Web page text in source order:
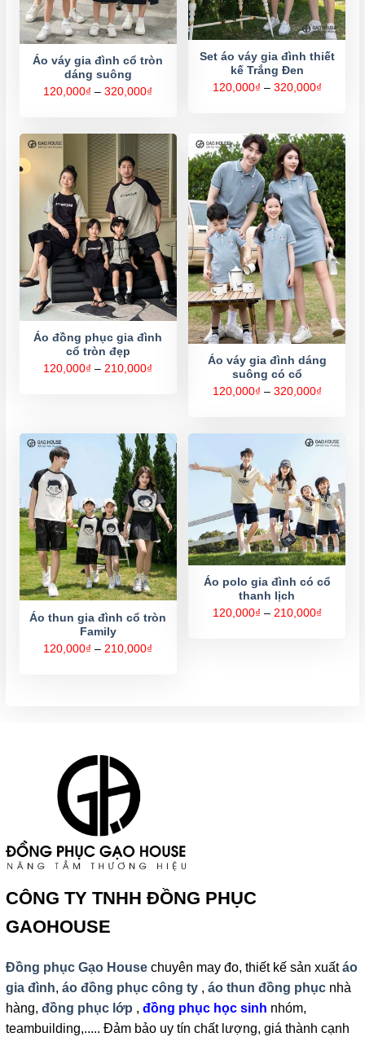
Áo váy gia đình cổ tròn
dáng suông
120,000₫ – 320,000₫
đến
320,000₫
Set áo váy gia đình thiết
kế Trắng Đen
120,000₫ – 320,000₫Khoảng
Áo đồng phục gia đình
cổ tròn đẹp
120,000₫ – 210,000₫
Áo váy gia đình dáng
suông có cổ
120,000₫ – 320,000₫Khoảng
Áo thun gia đình cổ tròn
Family
120,000₫ – 210,000₫
Áo polo gia đình có cổ
thanh lịch
120,000₫ – 210,000₫Khoảng
CÔNG TY TNHH ĐỒNG PHỤC
GAOHOUSE
Đồng phục Gạo Housechuyên may đo, thiết kế sản xuấtáo
gia đình, áo đồng phục công ty, áo thun đồng phụcnhà
hàng, đồng phục lớp , đồng phục học sinh nhóm,
teambuilding,..... Đảm bảo uy tín chất lượng, giá thành cạnh